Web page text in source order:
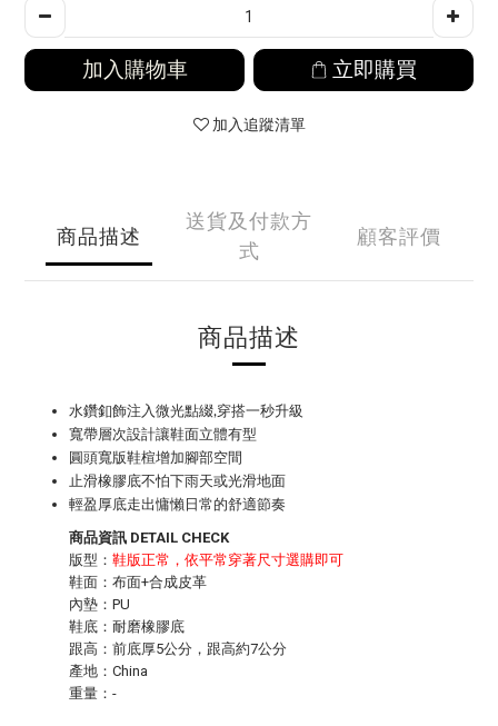
加入購物車 立即購買
加入追蹤清單
商品描述
送貨及付款方
式
顧客評價
商品描述
水鑽釦飾注入微光點綴,穿搭一秒升級
寬帶層次設計讓鞋面立體有型
圓頭寬版鞋楦增加腳部空間
止滑橡膠底不怕下雨天或光滑地面
輕盈厚底走出慵懶日常的舒適節奏
商品資訊 DETAIL CHECK
版型： 鞋版正常，依平常穿著尺寸選購即可
鞋面：布面+合成皮革
內墊：PU
鞋底：耐磨橡膠底
跟高：前底厚5公分，跟高約7公分
產地：China
重量：-